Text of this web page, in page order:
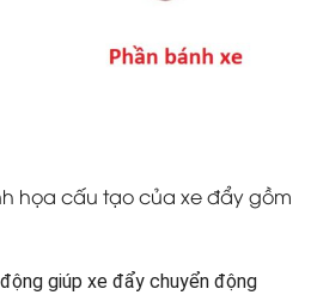
họa cấu tạo của xe đẩy gồm
giúp xe đẩy chuyển động